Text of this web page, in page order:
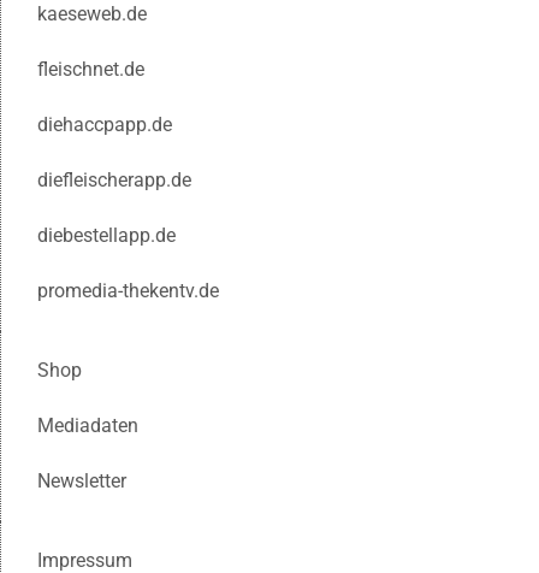
kaeseweb.de
fleischnet.de
diehaccpapp.de
diefleischerapp.de
diebestellapp.de
promedia-thekentv.de
Shop
Mediadaten
Newsletter
Impressum